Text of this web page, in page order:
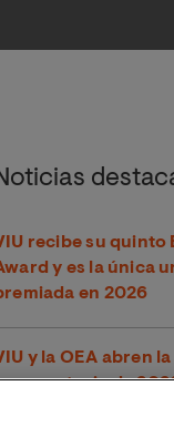
por el Consejo
recibe su quinto
y es la única
en 2026
y la OEA abren
de
conjuntas, dirigidas